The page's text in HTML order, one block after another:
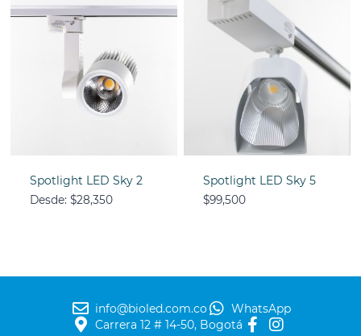
Spotlight LED Sky 2
Desde: $28,350
Spotlight LED Sky 5
$99,500
info@bioled.com.co
WhatsApp
Carrera 12 # 14-50, Bogotá